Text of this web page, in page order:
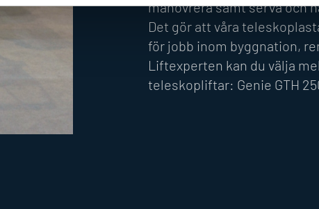
manövrera samt serva och
Det gör att våra
för jobb inom byggnation,
Liftexperten kan du välja
teleskopliftar: Genie GTH